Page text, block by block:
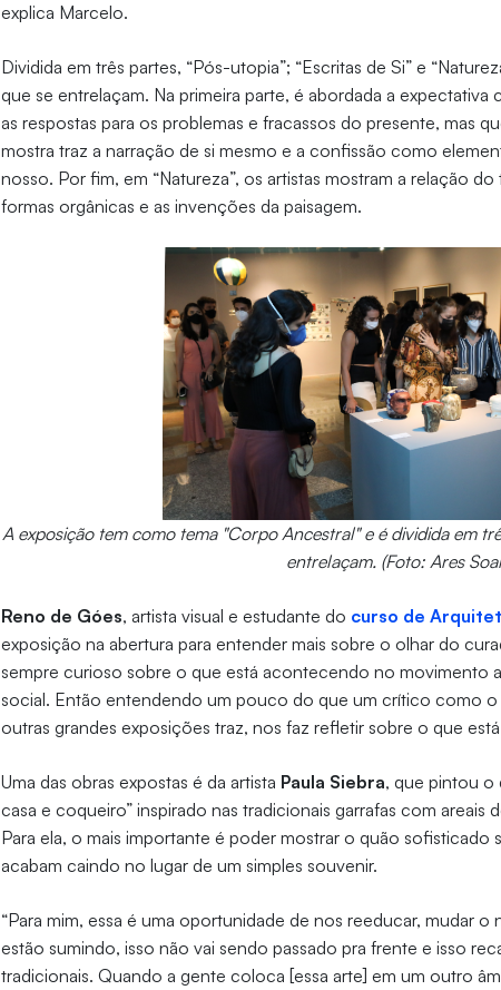
explica Marcelo.
Dividida em três partes, “Pós-utopia”; “Escritas de Si” e
que se entrelaçam. Na primeira parte, é abordada a
as respostas para os problemas e fracassos do presente, mas
mostra traz a narração de si mesmo e a confissão como
nosso. Por fim, em “Natureza”, os artistas mostram a relação
formas orgânicas e as invenções da paisagem.
A exposição tem como tema "Corpo Ancestral" e é dividida em
entrelaçam. (Foto: Ares
Reno de Góes, artista visual e estudante do curso de
exposição na abertura para entender mais sobre o olhar do
sempre curioso sobre o que está acontecendo no movimento
social. Então entendendo um pouco do que um crítico como
outras grandes exposições traz, nos faz refletir sobre o que
Uma das obras expostas é da artista Paula Siebra, que pintou o
casa e coqueiro” inspirado nas tradicionais garrafas com areais
Para ela, o mais importante é poder mostrar o quão sofisticado
acabam caindo no lugar de um simples souvenir.
“Para mim, essa é uma oportunidade de nos reeducar, mudar o
estão sumindo, isso não vai sendo passado pra frente e isso
tradicionais. Quando a gente coloca [essa arte] em um outro